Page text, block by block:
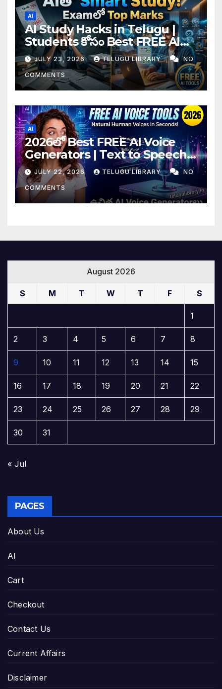
AI
AI Study Hacks in Telugu |
Students కోసం Best FREE AI
Tools & Smart Study Tips
(2026)
JULY 23, 2026 TELUGU LIBRARY NO
COMMENTS
AI
2026లో Best FREE AI Voice
Generators | Text to Speech
కోసం Top 4 AI Tools
JULY 22, 2026 TELUGU LIBRARY NO
COMMENTS
August 2026
S M T W T F S
1
2 3 4 5 6 7 8
9 10 11 12 13 14 15
16 17 18 19 20 21 22
23 24 25 26 27 28 29
30 31
« Jul
PAGES
About Us
AI
Cart
Checkout
Contact Us
Current Affairs
Disclaimer